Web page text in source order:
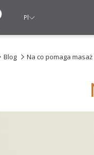
Pl
Blog Na co pomaga